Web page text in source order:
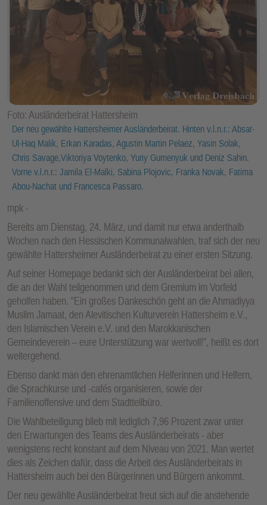
Foto: Ausländerbeirat Hattersheim
Der neu gewählte Hattersheimer Ausländerbeirat. Hinten v.l.n.r.: Absar-
Ul-Haq Malik, Erkan Karadas, Agustin Martin Pelaez, Yasin Solak,
Chris Savage,Viktoriya Voytenko, Yuriy Gumenyuk und Deniz Sahin.
Vorne v.l.n.r.: Jamila El-Malki, Sabina Plojovic, Franka Novak, Fatima
Abou-Nachat und Francesca Passaro.
mpk
Bereits am Dienstag, 24. März, und damit nur etwa anderthalb
Wochen nach den Hessischen Kommunalwahlen, traf sich der neu
gewählte Hattersheimer Ausländerbeirat zu einer ersten Sitzung.
Auf seiner Homepage bedankt sich der Ausländerbeirat bei allen,
die an der Wahl teilgenommen und dem Gremium im Vorfeld
geholfen haben. "Ein großes Dankeschön geht an die Ahmadiyya
Muslim Jamaat, den Alevitischen Kulturverein Hattersheim e.V.,
den Islamischen Verein e.V. und den Marokkanischen
Gemeindeverein – eure Unterstützung war wertvoll!", heißt es dort
weitergehend.
Ebenso dankt man den ehrenamtlichen Helferinnen und Helfern,
die Sprachkurse und -cafés organisieren, sowie der
Familienoffensive und dem Stadtteilbüro.
Die Wahlbeteiligung blieb mit lediglich 7,96 Prozent zwar unter
den Erwartungen des Teams des Ausländerbeirats - aber
wenigstens recht konstant auf dem Niveau von 2021. Man wertet
dies als Zeichen dafür, dass die Arbeit des Ausländerbeirats in
Hattersheim auch bei den Bürgerinnen und Bürgern ankommt.
Der neu gewählte Ausländerbeirat freut sich auf die anstehende